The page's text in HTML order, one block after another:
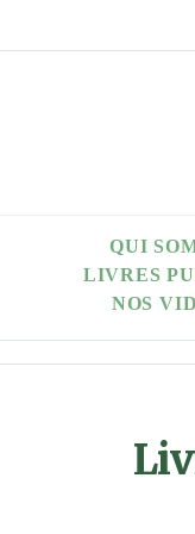
QUI
LIVRES
NOS